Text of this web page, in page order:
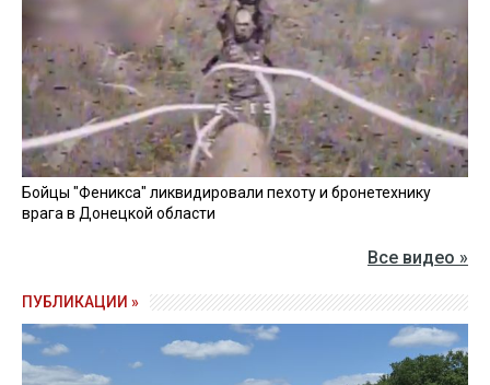
Бойцы "Феникса" ликвидировали пехоту и бронетехнику
врага в Донецкой области
Все видео »
ПУБЛИКАЦИИ »